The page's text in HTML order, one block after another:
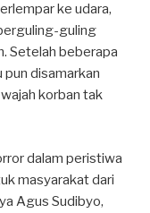
ke udara,
guling
Setelah beberapa
pun disamarkan
korban tak
dalam peristiwa
masyarakat dari
Agus Sudibyo,